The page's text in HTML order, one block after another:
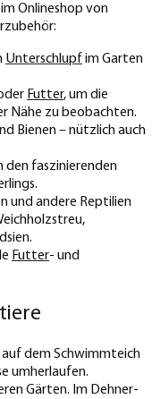
Onlineshop von
Unterschlupf im Garten
Futter, um die
Nähe zu beobachten.
Bienen – nützlich auch
den faszinierenden
und andere Reptilien
Futter- und
dem Schwimmteich
umherlaufen.
Gärten. Im Dehner-